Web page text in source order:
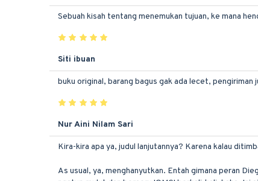
Sebuah kisah tentang menemukan tujuan, ke mana
Siti ibuan
buku original, barang bagus gak ada lecet,
Nur Aini Nilam Sari
Kira-kira apa ya, judul lanjutannya? Karena kalau
As usual, ya, menghanyutkan. Entah gimana peran